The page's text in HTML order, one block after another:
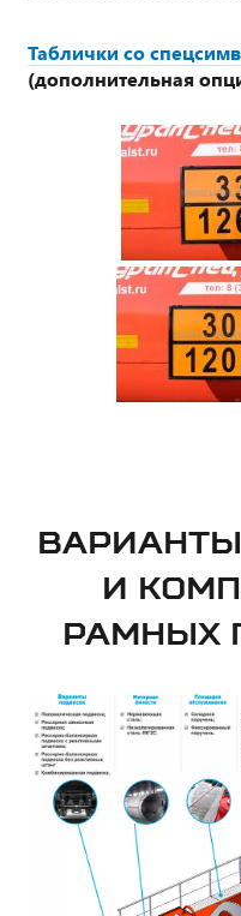
Таблички со
(дополнительная
И
РАМНЫХ